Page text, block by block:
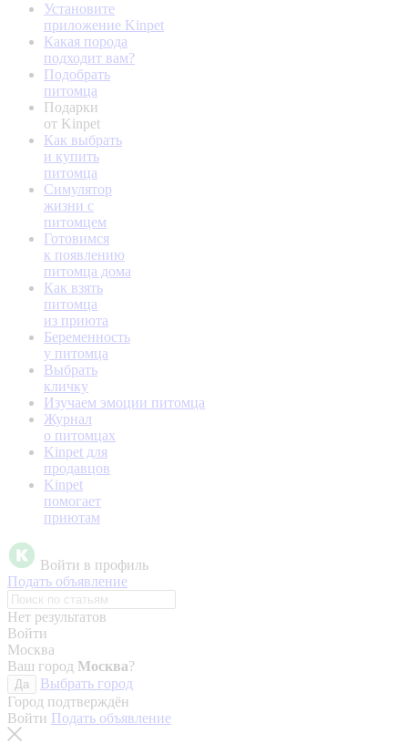
Установите
приложение Kinpet
Какая порода
подходит вам?
Подобрать
питомца
Подарки
от Kinpet
Как выбрать
и купить
питомца
Симулятор
жизни с
питомцем
Готовимся
к появлению
питомца дома
Как взять
питомца
из приюта
Беременность
у питомца
Выбрать
кличку
Изучаем эмоции питомца
Журнал
о питомцах
Kinpet для
продавцов
Kinpet
помогает
приютам
Войти в профиль
Подать объявление
Нет результатов
Войти
Москва
Ваш город Москва?
Да
Выбрать город
Город подтверждён
Войти Подать объявление